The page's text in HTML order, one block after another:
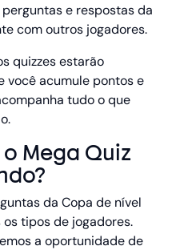
e respostas da
com outros jogadores.
quizzes estarão
você acumule pontos e
tudo o que
Mega Quiz
da Copa de nível
tipos de jogadores.
a oportunidade de